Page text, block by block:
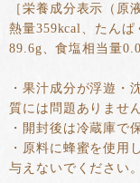
［栄養成分表示（原
熱量359kcal、たんぱ
89.6g、食塩相当量
・果汁成分が浮遊・
質には問題ありません
・開封後は冷蔵庫で
・原料に蜂蜜を使用
与えないでください。